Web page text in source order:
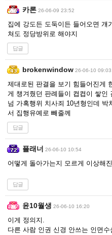
카론 26-06-09 23:52
집에 강도든 도둑이든 들어오면 걔
쳐도 정당방위로 해야지
답글
brokenwindow 26-06-10 09:03
제대로된 판결을 보기 힘들어진게
게 챙겨줬던 판례들이 켭켭이 쌓인
넘 가혹행위 치사죄 10년형인데 박
서 집행유예로 빼줄께
답글
플래너 26-06-10 10:54
어떻게 돌아가는지 모르게 이상해
답글
윤10월생 26-06-10 16:20
이게 정의지.
다른 사람 인권 신경 안쓰는 인면